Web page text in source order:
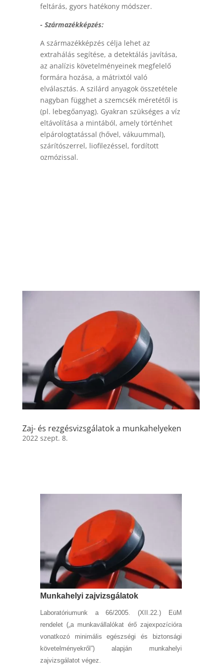
feltárás, gyors hatékony módszer.
- Származékképzés:
A származékképzés célja lehet az
extrahálás segítése, a detektálás javítása,
az analízis követelményeinek megfelelő
formára hozása, a mátrixtól való
elválasztás. A szilárd anyagok összetétele
nagyban függhet a szemcsék méretétől is
(pl. lebegőanyag). Gyakran szükséges a víz
eltávolítása a mintából, amely történhet
elpárologtatással (hővel, vákuummal),
szárítószerrel, liofilezéssel, fordított
ozmózissal.
Zaj- és rezgésvizsgálatok a munkahelyeken
2022 szept. 8.
Munkahelyi zajvizsgálatok
Laboratóriumunk a 66/2005. (XII.22.) EüM
rendelet („a munkavállalókat érő zajexpozícióra
vonatkozó minimális egészségi és biztonsági
követelményekről”) alapján munkahelyi
zajvizsgálatot végez.